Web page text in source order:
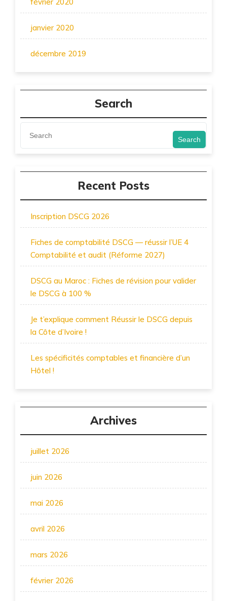
janvier 2020
décembre 2019
Search
Search
Recent Posts
Inscription DSCG 2026
Fiches de comptabilité DSCG — réussir l’UE 4
Comptabilité et audit (Réforme 2027)
DSCG au Maroc : Fiches de révision pour valider
le DSCG à 100 %
Je t’explique comment Réussir le DSCG depuis
la Côte d’Ivoire !
Les spécificités comptables et financière d’un
Hôtel !
Archives
juillet 2026
juin 2026
mai 2026
avril 2026
mars 2026
février 2026